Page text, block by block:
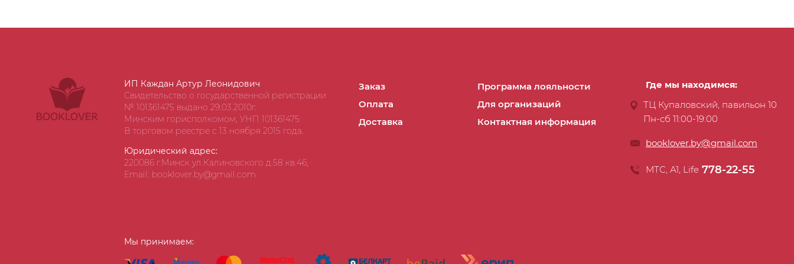
ИП Каждан Артур Леонидович
Свидетельство о государственной регистрации
№ 101361475 выдано 29.03.2010г.
Минским горисполкомом, УНП 101361475
В торговом реестре с 13 ноября 2015 года.
Юридический адрес:
220086 г.Минск ул.Калиновского д.58 кв.46,
Email: booklover.by@gmail.com
Заказ
Оплата
Доставка
Программа лояльности
Для организаций
Контактная информация
Мы принимаем:
Где мы находимся:
ТЦ Купаловский, павильон 10
Пн-сб 11:00-19:00
booklover.by@gmail.com
МТС, А1, Life 778-22-55